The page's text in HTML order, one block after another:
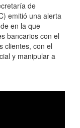
de
emitió una alerta
en la que
bancarios con el
clientes, con el
y manipular a